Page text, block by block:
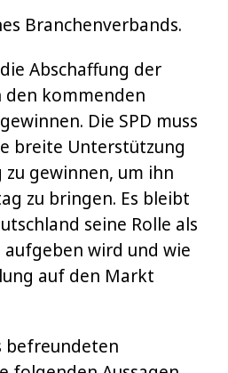
Branchenverbands.
Abschaffung der
kommenden
Die SPD muss
breite Unterstützung
gewinnen, um ihn
zu bringen. Es bleibt
seine Rolle als
wird und wie
auf den Markt
befreundeten